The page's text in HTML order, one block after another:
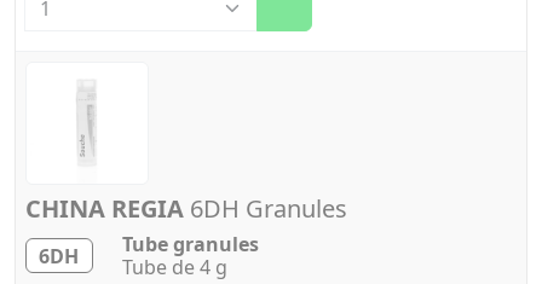
CHINA REGIA 6DH Granules
6DH
Tube granules
Tube de 4 g